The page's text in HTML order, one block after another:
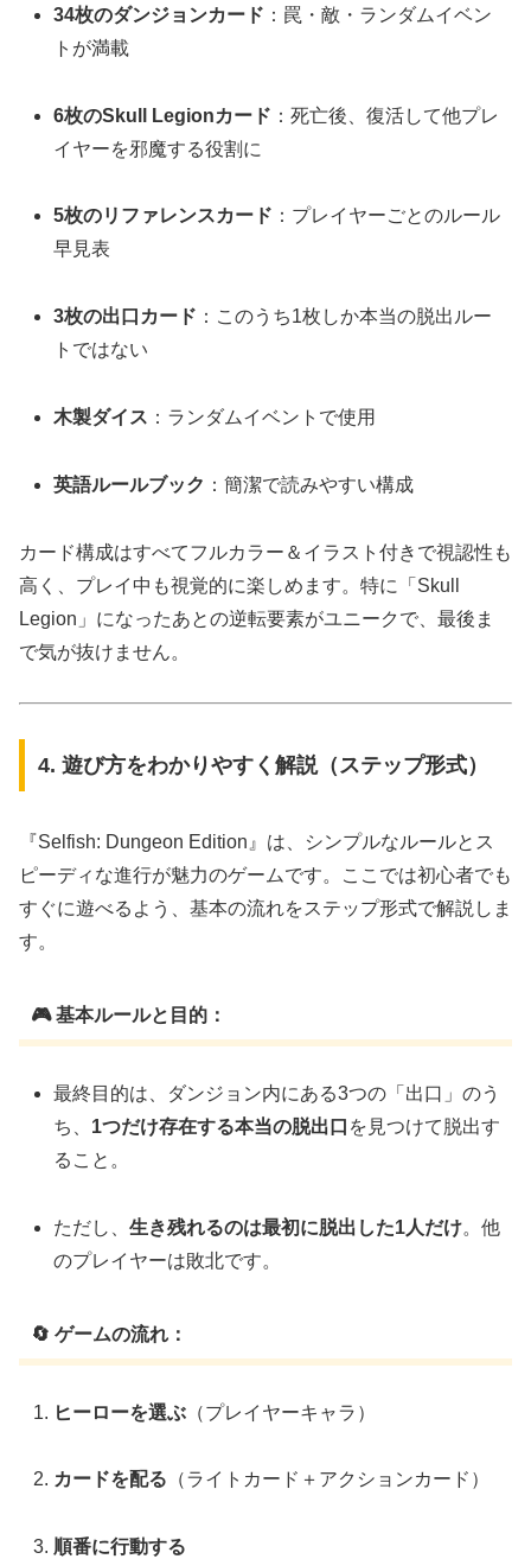
34枚のダンジョンカード ：罠・敵・ランダムイベン
トが満載
6枚のSkull Legionカード ：死亡後、復活して他プレ
イヤーを邪魔する役割に
5枚のリファレンスカード ：プレイヤーごとのルール
早見表
3枚の出口カード ：このうち1枚しか本当の脱出ルー
トではない
木製ダイス ：ランダムイベントで使用
英語ルールブック ：簡潔で読みやすい構成
カード構成はすべてフルカラー＆イラスト付きで視認性も
高く、プレイ中も視覚的に楽しめます。特に「Skull
Legion」になったあとの逆転要素がユニークで、最後ま
で気が抜けません。
4. 遊び方をわかりやすく解説（ステップ形式）
『Selfish: Dungeon Edition』は、シンプルなルールとス
ピーディな進行が魅力のゲームです。ここでは初心者でも
すぐに遊べるよう、基本の流れをステップ形式で解説しま
す。
🎮 基本ルールと目的：
最終目的は、ダンジョン内にある3つの「出口」のう
ち、 1つだけ存在する本当の脱出口 を見つけて脱出す
ること。
ただし、生き残れるのは最初に脱出した1人だけ。他
のプレイヤーは敗北です。
🔄 ゲームの流れ：
ヒーローを選ぶ （プレイヤーキャラ）
カードを配る （ライトカード＋アクションカード）
順番に行動する